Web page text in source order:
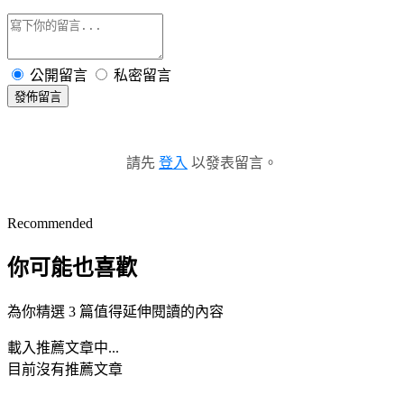
公開留言 私密留言
發佈留言
請先 登入 以發表留言。
Recommended
你可能也喜歡
為你精選 3 篇值得延伸閱讀的內容
載入推薦文章中...
目前沒有推薦文章